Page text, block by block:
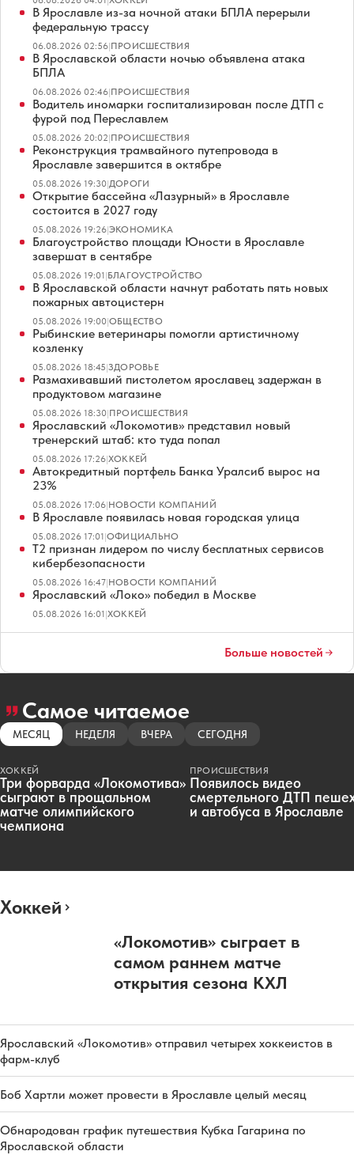
В Ярославле из-за ночной атаки БПЛА перерыли
федеральную трассу
06.08.2026 02:56|ПРОИСШЕСТВИЯ
В Ярославской области ночью объявлена атака
БПЛА
06.08.2026 02:46|ПРОИСШЕСТВИЯ
Водитель иномарки госпитализирован после ДТП с
фурой под Переславлем
05.08.2026 20:02|ПРОИСШЕСТВИЯ
Реконструкция трамвайного путепровода в
Ярославле завершится в октябре
05.08.2026 19:30|ДОРОГИ
Открытие бассейна «Лазурный» в Ярославле
состоится в 2027 году
05.08.2026 19:26|ЭКОНОМИКА
Благоустройство площади Юности в Ярославле
завершат в сентябре
05.08.2026 19:01|БЛАГОУСТРОЙСТВО
В Ярославской области начнут работать пять новых
пожарных автоцистерн
05.08.2026 19:00|ОБЩЕСТВО
Рыбинские ветеринары помогли артистичному
козленку
05.08.2026 18:45|ЗДОРОВЬЕ
Размахивавший пистолетом ярославец задержан в
продуктовом магазине
05.08.2026 18:30|ПРОИСШЕСТВИЯ
Ярославский «Локомотив» представил новый
тренерский штаб: кто туда попал
05.08.2026 17:26|ХОККЕЙ
Автокредитный портфель Банка Уралсиб вырос на
23%
05.08.2026 17:06|НОВОСТИ КОМПАНИЙ
В Ярославле появилась новая городская улица
05.08.2026 17:01|ОФИЦИАЛЬНО
Т2 признан лидером по числу бесплатных сервисов
кибербезопасности
05.08.2026 16:47|НОВОСТИ КОМПАНИЙ
Ярославский «Локо» победил в Москве
05.08.2026 16:01|ХОККЕЙ
Больше новостей
Самое читаемое
МЕСЯЦ НЕДЕЛЯ ВЧЕРА СЕГОДНЯ
ХОККЕЙ
Три форварда «Локомотива»
сыграют в прощальном
матче олимпийского
чемпиона
ПРОИСШЕСТВИЯ
Появилось видео
смертельного ДТП
и автобуса в Ярославле
Хоккей
«Локомотив» сыграет в
самом раннем матче
открытия сезона КХЛ
Ярославский «Локомотив» отправил четырех хоккеистов в
фарм-клуб
Боб Хартли может провести в Ярославле целый месяц
Обнародован график путешествия Кубка Гагарина по
Ярославской области